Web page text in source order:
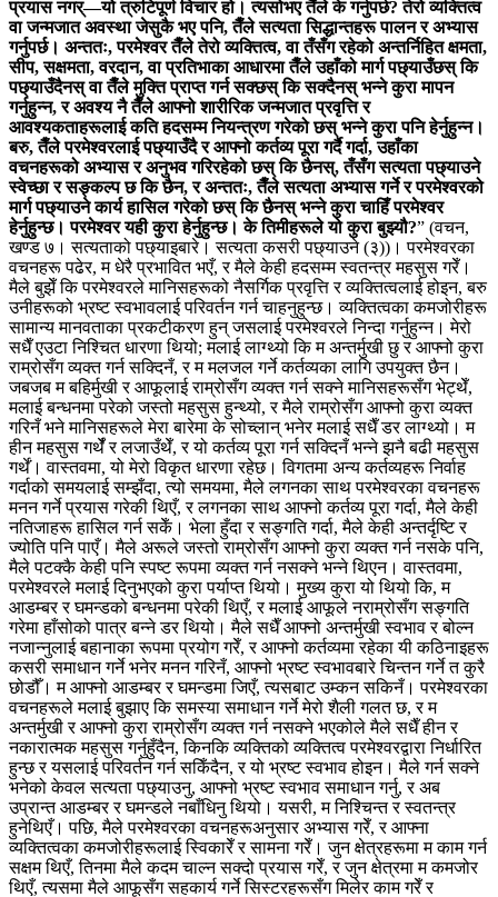
प्रयास नगर्—यो त्रुटिपूर्ण विचार हो। त्यसोभए तैँले के गर्नुपर्छ? तेरो व्यक्तित्व
वा जन्मजात अवस्था जेसुकै भए पनि, तैँले सत्यता सिद्धान्तहरू पालन र अभ्यास
गर्नुपर्छ। अन्ततः, परमेश्‍वर तैँले तेरो व्यक्तित्व, वा तँसँग रहेको अन्तर्निहित क्षमता,
सीप, सक्षमता, वरदान, वा प्रतिभाका आधारमा तैँले उहाँको मार्ग पछ्याउँछस् कि
पछ्याउँदैनस् वा तैँले मुक्ति प्राप्त गर्न सक्छस् कि सक्दैनस् भन्‍ने कुरा मापन
गर्नुहुन्न, र अवश्य नै तैँले आफ्नो शारीरिक जन्मजात प्रवृत्ति र
आवश्यकताहरूलाई कति हदसम्म नियन्त्रण गरेको छस् भन्‍ने कुरा पनि हेर्नुहुन्न।
बरु, तैँले परमेश्‍वरलाई पछ्याउँदै र आफ्नो कर्तव्य पूरा गर्दै गर्दा, उहाँका
वचनहरूको अभ्यास र अनुभव गरिरहेको छस् कि छैनस्, तँसँग सत्यता पछ्याउने
स्वेच्छा र सङ्कल्प छ कि छैन, र अन्ततः, तैँले सत्यता अभ्यास गर्ने र परमेश्‍वरको
मार्ग पछ्याउने कार्य हासिल गरेको छस् कि छैनस् भन्‍ने कुरा चाहिँ परमेश्‍वर
हेर्नुहुन्छ। परमेश्‍वर यही कुरा हेर्नुहुन्छ। के तिमीहरूले यो कुरा बुझ्यौ?” (वचन,
खण्ड ७। सत्यताको पछ्याइबारे। सत्यता कसरी पछ्याउने (३)) । परमेश्‍वरका
वचनहरू पढेर, म धेरै प्रभावित भएँ, र मैले केही हदसम्म स्वतन्त्र महसुस गरेँ।
मैले बुझेँ कि परमेश्‍वरले मानिसहरूको नैसर्गिक प्रवृत्ति र व्यक्तित्वलाई होइन, बरु
उनीहरूको भ्रष्ट स्वभावलाई परिवर्तन गर्न चाहनुहुन्छ। व्यक्तित्वका कमजोरीहरू
सामान्य मानवताका प्रकटीकरण हुन् जसलाई परमेश्‍वरले निन्दा गर्नुहुन्न। मेरो
सधैँ एउटा निश्चित धारणा थियो; मलाई लाग्थ्यो कि म अन्तर्मुखी छु र आफ्नो कुरा
राम्रोसँग व्यक्त गर्न सक्दिनँ, र म मलजल गर्ने कर्तव्यका लागि उपयुक्त छैन।
जबजब म बहिर्मुखी र आफूलाई राम्रोसँग व्यक्त गर्न सक्ने मानिसहरूसँग भेट्थेँ,
मलाई बन्धनमा परेको जस्तो महसुस हुन्थ्यो, र मैले राम्रोसँग आफ्नो कुरा व्यक्त
गरिनँ भने मानिसहरूले मेरा बारेमा के सोच्लान् भनेर मलाई सधैँ डर लाग्थ्यो। म
हीन महसुस गर्थेँ र लजाउँथेँ, र यो कर्तव्य पूरा गर्न सक्दिनँ भन्‍ने झनै बढी महसुस
गर्थें। वास्तवमा, यो मेरो विकृत धारणा रहेछ। विगतमा अन्य कर्तव्यहरू निर्वाह
गर्दाको समयलाई सम्झँदा, त्यो समयमा, मैले लगनका साथ परमेश्‍वरका वचनहरू
मनन गर्ने प्रयास गरेकी थिएँ, र लगनका साथ आफ्नो कर्तव्य पूरा गर्दा, मैले केही
नतिजाहरू हासिल गर्न सकेँ। भेला हुँदा र सङ्गति गर्दा, मैले केही अन्तर्दृष्टि र
ज्योति पनि पाएँ। मैले अरूले जस्तो राम्रोसँग आफ्नो कुरा व्यक्त गर्न नसके पनि,
मैले पटक्कै केही पनि स्पष्ट रूपमा व्यक्त गर्न नसक्ने भन्‍ने थिएन। वास्तवमा,
परमेश्‍वरले मलाई दिनुभएको कुरा पर्याप्त थियो। मुख्य कुरा यो थियो कि, म
आडम्बर र घमन्डको बन्धनमा परेकी थिएँ, र मलाई आफूले नराम्रोसँग सङ्गति
गरेमा हाँसोको पात्र बन्ने डर थियो। मैले सधैँ आफ्नो अन्तर्मुखी स्वभाव र बोल्न
नजान्नुलाई बहानाका रूपमा प्रयोग गरेँ, र आफ्नो कर्तव्यमा रहेका यी कठिनाइहरू
कसरी समाधान गर्ने भनेर मनन गरिनँ, आफ्नो भ्रष्ट स्वभावबारे चिन्तन गर्ने त कुरै
छोडौँ। म आफ्नो आडम्बर र घमन्डमा जिएँ, त्यसबाट उम्कन सकिनँ। परमेश्‍वरका
वचनहरूले मलाई बुझाए कि समस्या समाधान गर्ने मेरो शैली गलत छ, र म
अन्तर्मुखी र आफ्नो कुरा राम्रोसँग व्यक्त गर्न नसक्ने भएकोले मैले सधैँ हीन र
नकारात्मक महसुस गर्नुहुँदैन, किनकि व्यक्तिको व्यक्तित्व परमेश्‍वरद्वारा निर्धारित
हुन्छ र यसलाई परिवर्तन गर्न सकिँदैन, र यो भ्रष्ट स्वभाव होइन। मैले गर्न सक्ने
भनेको केवल सत्यता पछ्याउनु, आफ्नो भ्रष्ट स्वभाव समाधान गर्नु, र अब
उप्रान्त आडम्बर र घमन्डले नबाँधिनु थियो। यसरी, म निश्चिन्त र स्वतन्त्र
हुनेथिएँ। पछि, मैले परमेश्‍वरका वचनहरूअनुसार अभ्यास गरेँ, र आफ्ना
व्यक्तित्वका कमजोरीहरूलाई स्विकारेँ र सामना गरेँ। जुन क्षेत्रहरूमा म काम गर्न
सक्षम थिएँ, तिनमा मैले कदम चाल्न सक्दो प्रयास गरेँ, र जुन क्षेत्रमा म कमजोर
थिएँ, त्यसमा मैले आफूसँग सहकार्य गर्ने सिस्टरहरूसँग मिलेर काम गरेँ र